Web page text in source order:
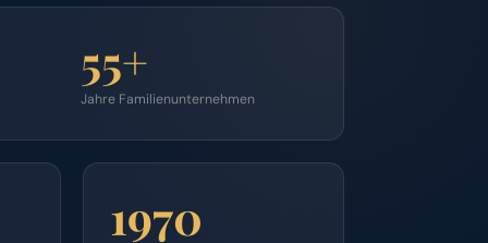
55+
Jahre Familienunternehmen
1970